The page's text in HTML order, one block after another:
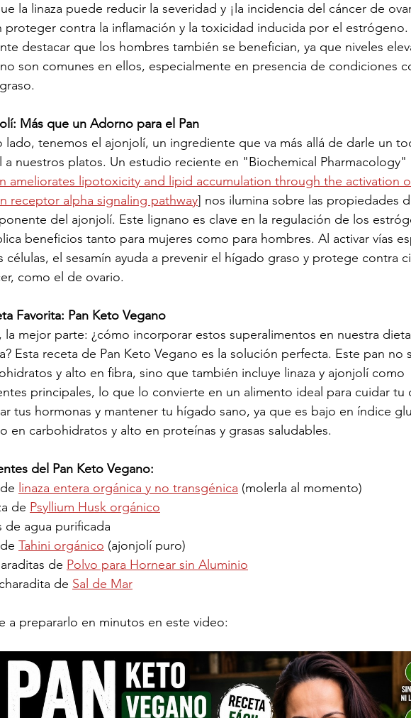
la linaza puede reducir la severidad y ¡la incidencia del cáncer de
proteger contra la inflamación y la toxicidad inducida por el estrógeno.
destacar que los hombres también se benefician, ya que niveles
son comunes en ellos, especialmente en presencia de condiciones
Más que un Adorno para el Pan
lado, tenemos el ajonjolí, un ingrediente que va más allá de darle un
a nuestros platos. Un estudio reciente en "Biochemical Pharmacology"
ameliorates lipotoxicity and lipid accumulation through the activation
receptor alpha signaling pathway] nos ilumina sobre las propiedades
del ajonjolí. Este lignano es clave en la regulación de los
beneficios tanto para mujeres como para hombres. Al activar vías
células, el sesamín ayuda a prevenir el hígado graso y protege contra
como el de ovario.
Favorita: Pan Keto Vegano
la mejor parte: ¿cómo incorporar estos superalimentos en nuestra
Esta receta de Pan Keto Vegano es la solución perfecta. Este pan no
y alto en fibra, sino que también incluye linaza y ajonjolí como
principales, lo que lo convierte en un alimento ideal para cuidar tu
tus hormonas y mantener tu hígado sano, ya que es bajo en índice
en carbohidratos y alto en proteínas y grasas saludables.
del Pan Keto Vegano:
linaza entera orgánica y no transgénica (molerla al momento)
de Psyllium Husk orgánico
de agua purificada
Tahini orgánico (ajonjolí puro)
de Polvo para Hornear sin Aluminio
de Sal de Mar
a prepararlo en minutos en este video: